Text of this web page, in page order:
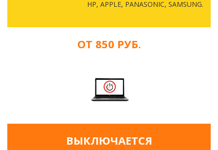
HP, APPLE, PANASONIC, SAMSUNG.
ОТ 850 РУБ.
ВЫКЛЮЧАЕТСЯ